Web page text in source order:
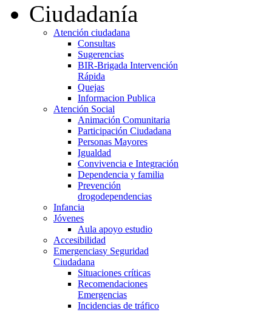
Ciudadanía
Atención ciudadana
Consultas
Sugerencias
BIR-Brigada Intervención
Rápida
Quejas
Informacion Publica
Atención Social
Animación Comunitaria
Participación Ciudadana
Personas Mayores
Igualdad
Convivencia e Integración
Dependencia y familia
Prevención
drogodependencias
Infancia
Jóvenes
Aula apoyo estudio
Accesibilidad
Emergenciasy Seguridad
Ciudadana
Situaciones críticas
Recomendaciones
Emergencias
Incidencias de tráfico